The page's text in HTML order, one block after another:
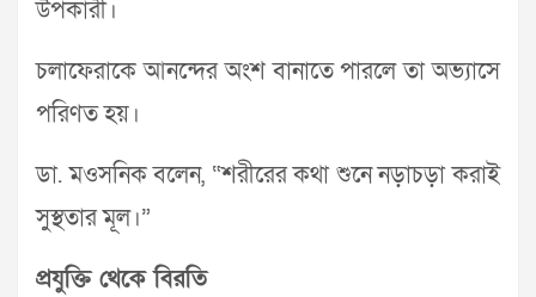
উপকারী।
চলাফেরাকে আনন্দের অংশ বানাতে পারলে তা অভ্যাসে
পরিণত হয়।
ডা. মওসনিক বলেন, “শরীরের কথা শুনে নড়াচড়া করাই
সুস্থতার মূল।”
প্রযুক্তি থেকে বিরতি